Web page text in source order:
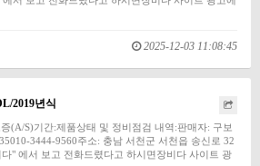
2025-12-03 11:08:45
2019년식
(A/S)기간:제품상태 및 정비점검 내역:판매자: 구보
3444-9560주소: 충남 서천군 서천읍 송신로 32
" 에서 보고 전화드렸다고 하시면장비다 사이트 광